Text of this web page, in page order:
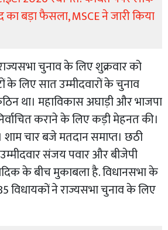
का बड़ा फैसला, MSCE ने जारी किया
राज्यसभा चुनाव के लिए शुक्रवार को
लिए सात उम्मीदवारों के चुनाव
था। महाविकास अघाड़ी और भाजपा
कराने के लिए कड़ी मेहनत की।
शाम चार बजे मतदान समाप्त। छठी
संजय पवार और बीजेपी
के बीच मुकाबला है. विधानसभा के
विधायकों ने राज्यसभा चुनाव के लिए